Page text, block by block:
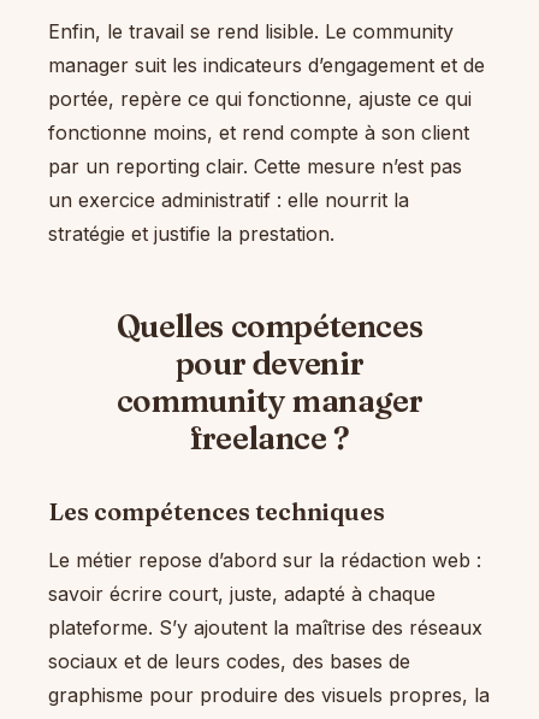
Enfin, le travail se rend lisible. Le community
manager suit les indicateurs d’engagement et de
portée, repère ce qui fonctionne, ajuste ce qui
fonctionne moins, et rend compte à son client
par un reporting clair. Cette mesure n’est pas
un exercice administratif : elle nourrit la
stratégie et justifie la prestation.
Quelles compétences
pour devenir
community manager
freelance ?
Les compétences techniques
Le métier repose d’abord sur la rédaction web :
savoir écrire court, juste, adapté à chaque
plateforme. S’y ajoutent la maîtrise des réseaux
sociaux et de leurs codes, des bases de
graphisme pour produire des visuels propres, la